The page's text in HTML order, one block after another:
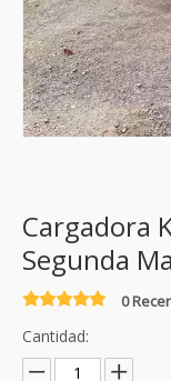
Cargadora
Segunda
0
Cantidad: